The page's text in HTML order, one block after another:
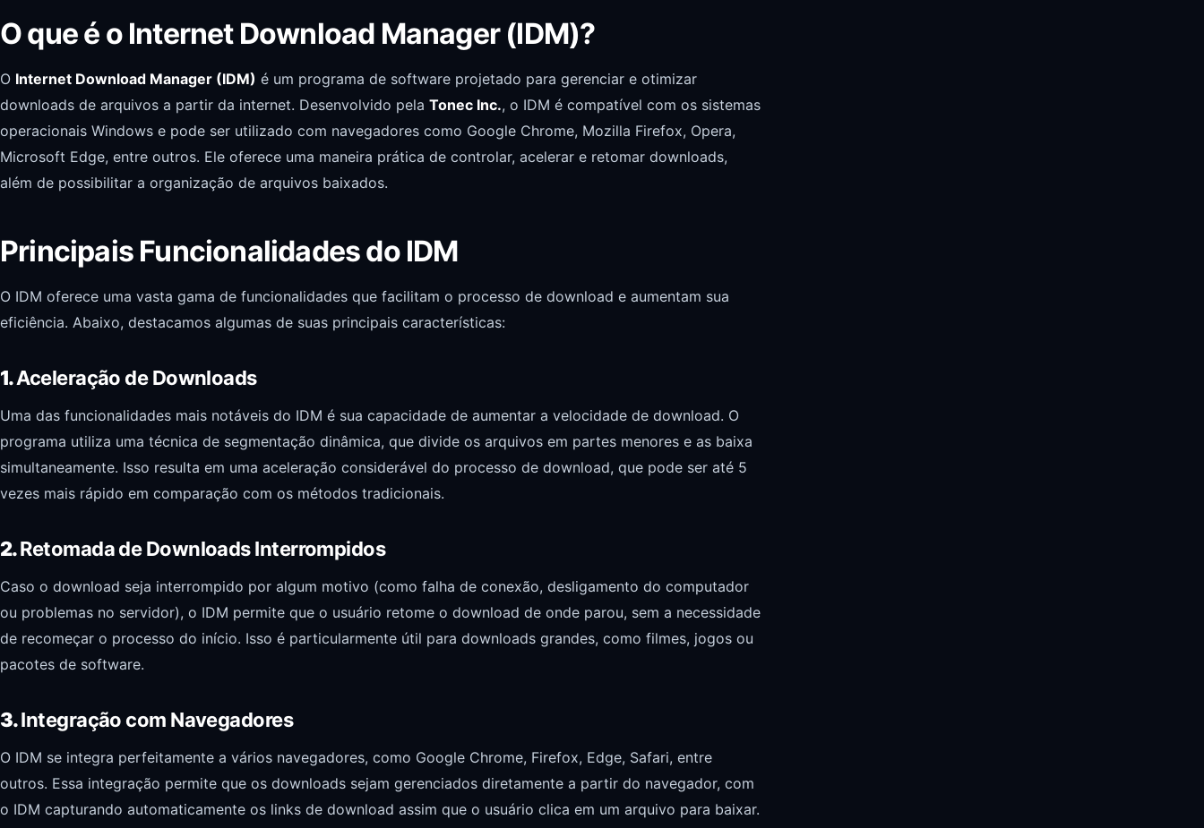
O que é o Internet Download Manager (IDM)?
O Internet Download Manager (IDM) é um programa de software projetado para gerenciar e otimizar
downloads de arquivos a partir da internet. Desenvolvido pela Tonec Inc., o IDM é compatível com os sistemas
operacionais Windows e pode ser utilizado com navegadores como Google Chrome, Mozilla Firefox, Opera,
Microsoft Edge, entre outros. Ele oferece uma maneira prática de controlar, acelerar e retomar downloads,
além de possibilitar a organização de arquivos baixados.
Principais Funcionalidades do IDM
O IDM oferece uma vasta gama de funcionalidades que facilitam o processo de download e aumentam sua
eficiência. Abaixo, destacamos algumas de suas principais características:
1.Aceleração de Downloads
Uma das funcionalidades mais notáveis do IDM é sua capacidade de aumentar a velocidade de download. O
programa utiliza uma técnica de segmentação dinâmica, que divide os arquivos em partes menores e as baixa
simultaneamente. Isso resulta em uma aceleração considerável do processo de download, que pode ser até 5
vezes mais rápido em comparação com os métodos tradicionais.
2.Retomada de Downloads Interrompidos
Caso o download seja interrompido por algum motivo (como falha de conexão, desligamento do computador
ou problemas no servidor), o IDM permite que o usuário retome o download de onde parou, sem a necessidade
de recomeçar o processo do início. Isso é particularmente útil para downloads grandes, como filmes, jogos ou
pacotes de software.
3.Integração com Navegadores
O IDM se integra perfeitamente a vários navegadores, como Google Chrome, Firefox, Edge, Safari, entre
outros. Essa integração permite que os downloads sejam gerenciados diretamente a partir do navegador, com
o IDM capturando automaticamente os links de download assim que o usuário clica em um arquivo para baixar.